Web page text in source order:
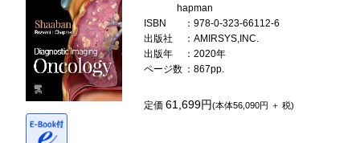
hapman
ISBN
：978-0-323-66112-6
出版社
：AMIRSYS,INC.
出版年
：2020年
ページ数 ：867pp.
定価61,699円(本体56,090円 ＋ 税)